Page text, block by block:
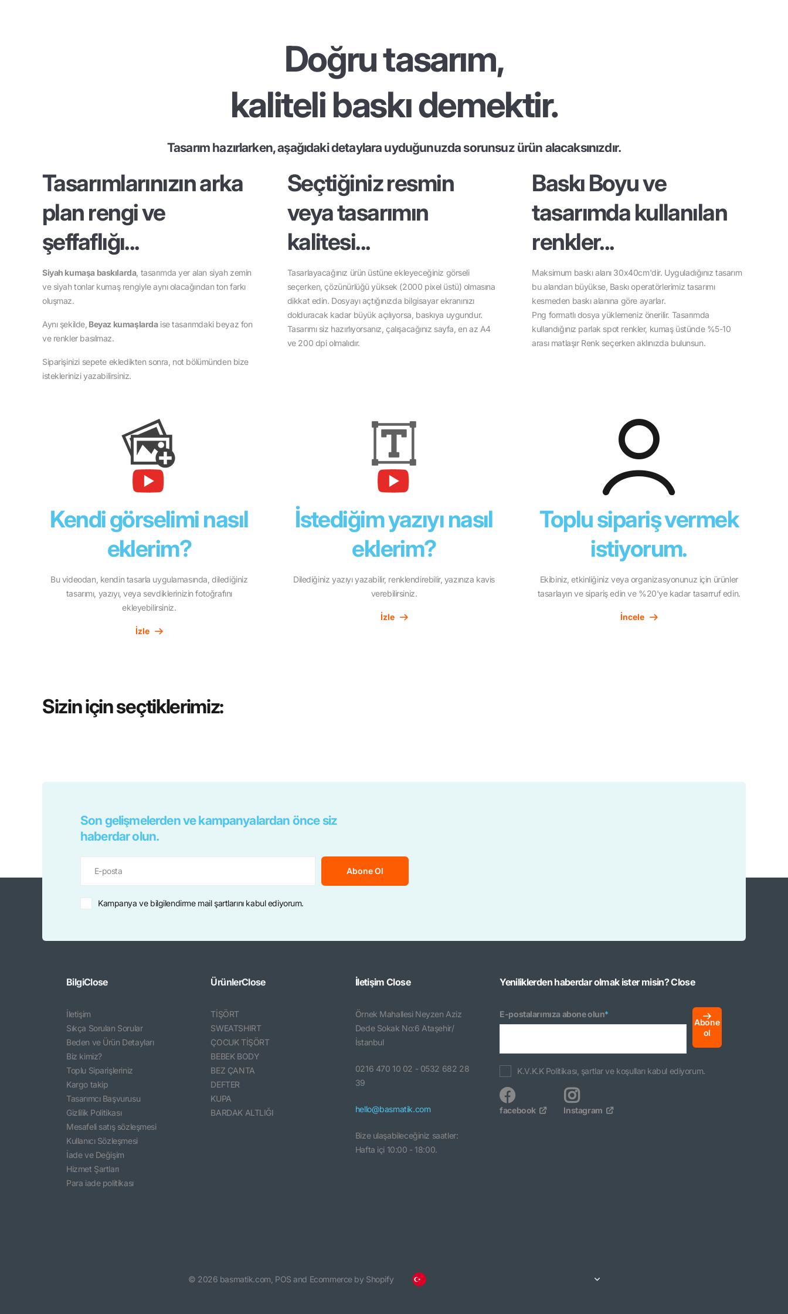
Doğru tasarım,
kaliteli baskı demektir.
Tasarım hazırlarken, aşağıdaki detaylara uyduğunuzda sorunsuz ürün alacaksınızdır.
Tasarımlarınızın arka
plan rengi ve
şeffaflığı...
Siyah kumaşa baskılarda, tasarımda yer alan siyah zemin
ve siyah tonlar kumaş rengiyle aynı olacağından ton farkı
oluşmaz.
Aynı şekilde, Beyaz kumaşlardaise tasarımdaki beyaz fon
ve renkler basılmaz.
Siparişinizi sepete ekledikten sonra, not bölümünden bize
isteklerinizi yazabilirsiniz.
Seçtiğiniz resmin
veya tasarımın
kalitesi...
Tasarlayacağınız ürün üstüne ekleyeceğiniz görseli
seçerken, çözünürlüğü yüksek (2000 pixel üstü) olmasına
dikkat edin. Dosyayı açtığınızda bilgisayar ekranınızı
dolduracak kadar büyük açılıyorsa, baskıya uygundur.
Tasarımı siz hazırlıyorsanız, çalışacağınız sayfa, en az A4
ve 200 dpi olmalıdır.
Baskı Boyu ve
tasarımda kullanılan
renkler...
Maksimum baskı alanı 30x40cm'dir. Uyguladığınız tasarım
bu alandan büyükse, Baskı operatörlerimiz tasarımı
kesmeden baskı alanına göre ayarlar.
Png formatlı dosya yüklemeniz önerilir. Tasarımda
kullandığınız parlak spot renkler, kumaş üstünde %5-10
arası matlaşır Renk seçerken aklınızda bulunsun.
Kendi görselimi nasıl
eklerim?
Bu videodan, kendin tasarla uygulamasında, dilediğiniz
tasarımı, yazıyı, veya sevdiklerinizin fotoğrafını
ekleyebilirsiniz.
İzle
İstediğim yazıyı nasıl
eklerim?
Dilediğiniz yazıyı yazabilir, renklendirebilir, yazınıza kavis
verebilirsiniz.
İzle
Toplu sipariş vermek
istiyorum.
Ekibiniz, etkinliğiniz veya organizasyonunuz için ürünler
tasarlayın ve sipariş edin ve %20'ye kadar tasarruf edin.
İncele
Sizin için seçtiklerimiz:
Son gelişmelerden ve kampanyalardan önce siz
haberdar olun.
Abone Ol
Kampanya ve bilgilendirme mail şartlarını kabul ediyorum.
BilgiClose
İletişim
Sıkça Sorulan Sorular
Beden ve Ürün Detayları
Biz kimiz?
Toplu Siparişleriniz
Kargo takip
Tasarımcı Başvurusu
Gizlilik Politikası
Mesafeli satış sözleşmesi
Kullanıcı Sözleşmesi
İade ve Değişim
Hizmet Şartları
Para iade politikası
ÜrünlerClose
TİŞÖRT
SWEATSHIRT
ÇOCUK TİŞÖRT
BEBEK BODY
BEZ ÇANTA
DEFTER
KUPA
BARDAK ALTLIĞI
İletişimClose
Örnek Mahallesi Neyzen Aziz
Dede Sokak No:6 Ataşehir/
İstanbul
0216 470 10 02 - 0532 682 28
39
hello@basmatik.com
Bize ulaşabileceğiniz saatler:
Hafta içi 10:00 - 18:00.
Yeniliklerden haberdar olmak ister misin?Close
E-postalarımıza abone olun*
Abone
ol
K.V.K.K Politikası, şartlar ve koşulları kabul ediyorum.
facebook Instagram
© 2026 basmatik.com, POS and Ecommerce by Shopify